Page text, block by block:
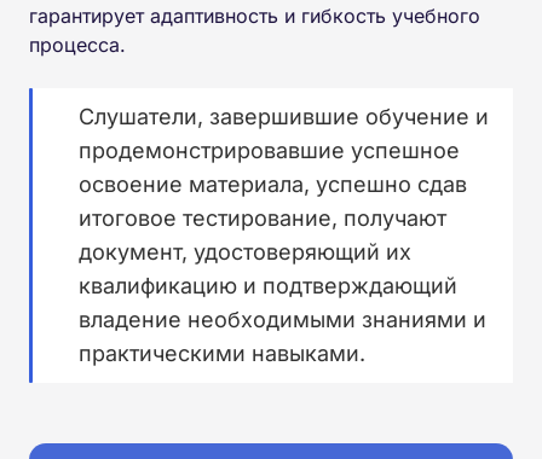
гарантирует адаптивность и гибкость учебного
процесса.
Слушатели, завершившие обучение и
продемонстрировавшие успешное
освоение материала, успешно сдав
итоговое тестирование, получают
документ, удостоверяющий их
квалификацию и подтверждающий
владение необходимыми знаниями и
практическими навыками.